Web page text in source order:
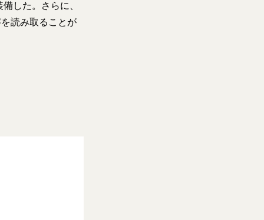
した。さらに、
読み取ることが